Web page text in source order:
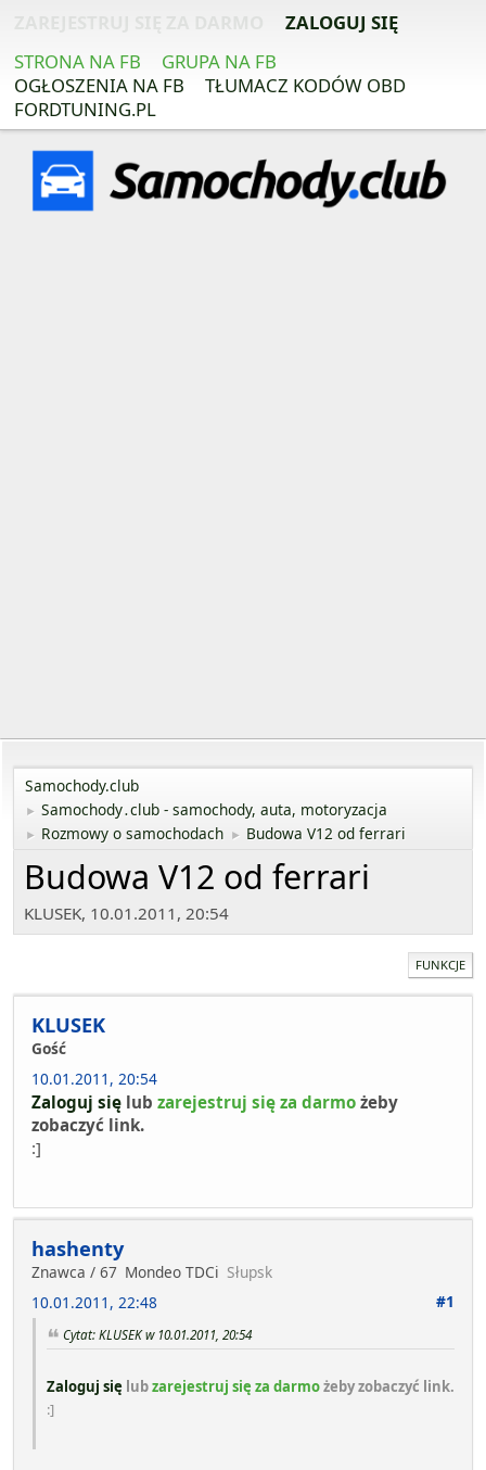
ZALOGUJ SIĘ
STRONA NA FB
GRUPA NA FB
OGŁOSZENIA NA FB
TŁUMACZ KODÓW OBD
FORDTUNING.PL
Samochody.club
► Samochody․club - samochody, auta, motoryzacja
► Rozmowy o samochodach ► Budowa V12 od ferrari
Budowa V12 od ferrari
KLUSEK, 10.01.2011, 20:54
FUNKCJE
KLUSEK
Gość
10.01.2011, 20:54
Zaloguj się lub zarejestruj się za darmo żeby
zobaczyć link.
:]
hashenty
Znawca / 67 Mondeo TDCi Słupsk
10.01.2011, 22:48
#1
Cytat: KLUSEK w 10.01.2011, 20:54
Zaloguj się lubzarejestruj się za darmożeby zobaczyć link.
:]